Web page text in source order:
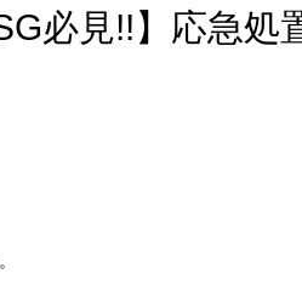
必見!!】応急処